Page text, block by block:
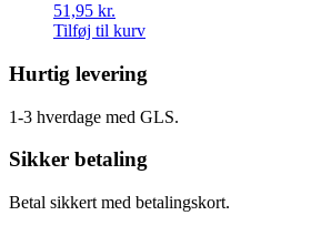
51,95 kr.
Tilføj til kurv
Hurtig levering
1-3 hverdage med GLS.
Sikker betaling
Betal sikkert med betalingskort.